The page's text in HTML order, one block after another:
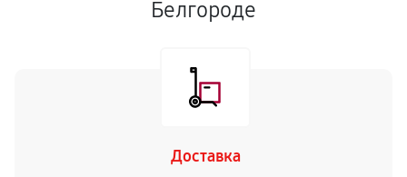
Белгороде
Доставка